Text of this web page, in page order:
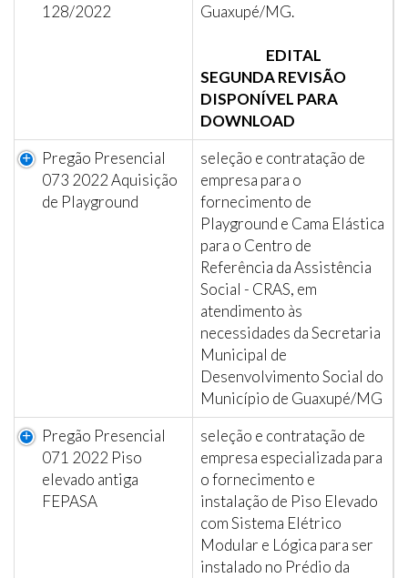
128/2022
Guaxupé/MG.
EDITAL
SEGUNDA REVISÃO
DISPONÍVEL PARA
DOWNLOAD
Pregão Presencial
073 2022 Aquisição
de Playground
seleção e contratação de
empresa para o
fornecimento de
Playground e Cama Elástica
para o Centro de
Referência da Assistência
Social - CRAS, em
atendimento às
necessidades da Secretaria
Municipal de
Desenvolvimento Social do
Município de Guaxupé/MG
Pregão Presencial
071 2022 Piso
elevado antiga
FEPASA
seleção e contratação de
empresa especializada para
o fornecimento e
instalação de Piso Elevado
com Sistema Elétrico
Modular e Lógica para ser
instalado no Prédio da